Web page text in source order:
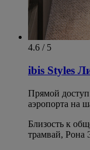
4.6 / 5
ibis Styles
Прямой
аэропорта на
Близость к
трамвай, Рона